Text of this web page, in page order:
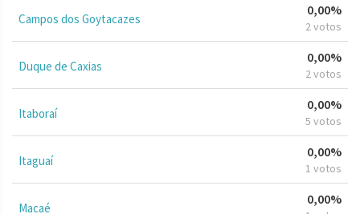
Campos dos Goytacazes
0,00%
2 votos
Duque de Caxias
0,00%
2 votos
Itaboraí
0,00%
5 votos
Itaguaí
0,00%
1 votos
Macaé
0,00%